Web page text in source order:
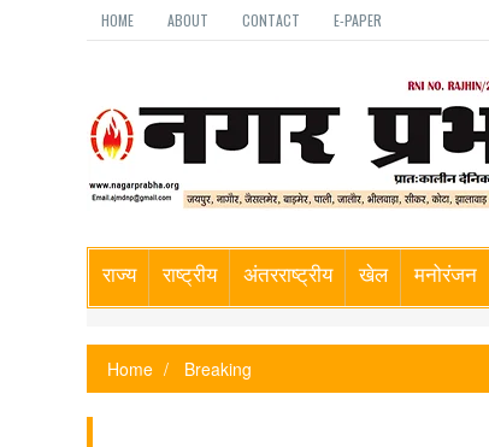
HOME ABOUT CONTACT E-PAPER
राज्य राष्ट्रीय अंतरराष्ट्रीय खेल मनोरंजन
Home Breaking